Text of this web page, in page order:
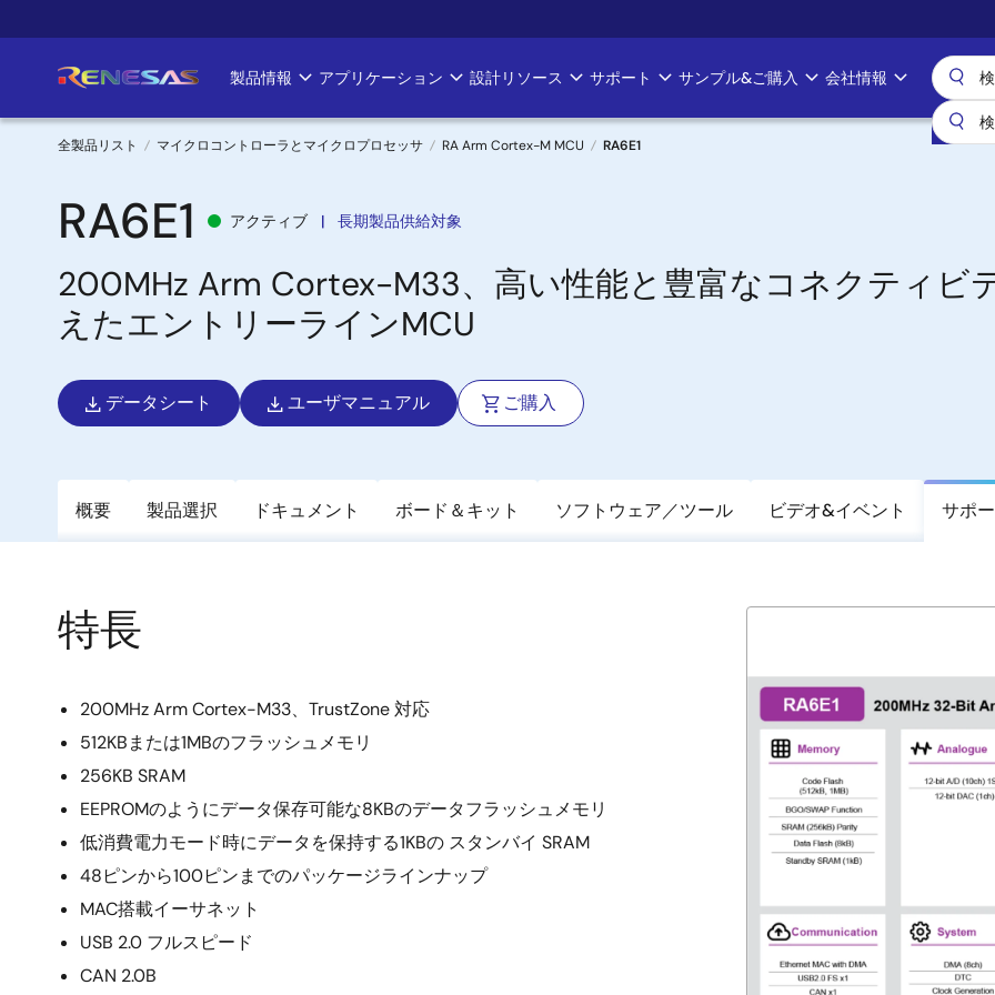
イ
ン
Main
navigation
製品情報 アプリケーション 設計リソース サポート サンプル&ご購入 会社情報
パ
ン
く
ず
全製品リスト マイクロコントローラとマイクロプロセッサ RA Arm Cortex-M MCU RA6E1
RA6E1 アクティブ 長期製品供給対象
200MHz Arm Cortex-M33、高い性能と豊富なコネクティビ
えたエントリーラインMCU
データシート ユーザマニュアル ご購入
概要 製品選択 ドキュメント ボード＆キット ソフトウェア／ツール ビデオ&イベント サポ
特長
200MHz Arm Cortex-M33、TrustZone 対応
512KBまたは1MBのフラッシュメモリ
256KB SRAM
EEPROMのようにデータ保存可能な8KBのデータフラッシュメモリ
低消費電力モード時にデータを保持する1KBの スタンバイ SRAM
48ピンから100ピンまでのパッケージラインナップ
MAC搭載イーサネット
USB 2.0 フルスピード
CAN 2.0B